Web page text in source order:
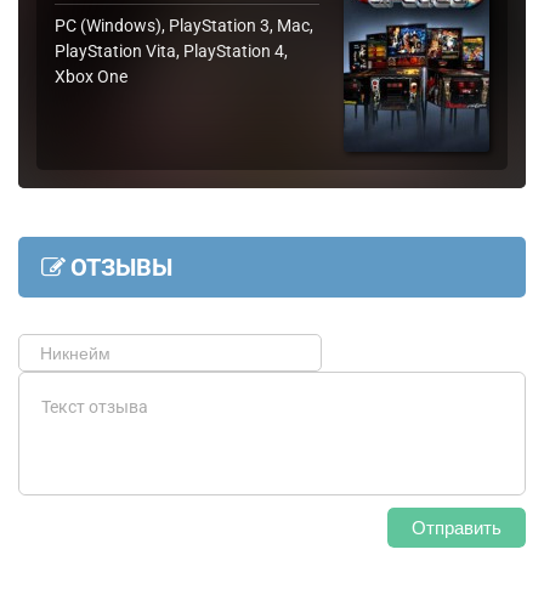
PC (Windows), PlayStation 3, Mac,
PlayStation Vita, PlayStation 4,
Xbox One
ОТЗЫВЫ
Отправить